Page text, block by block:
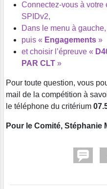
Connectez-vous à votre
SPIDv2,
Dans le menu à
puis « Engagements »
et choisir l’épreuve «
PAR CLT »
Pour toute question, vous
mail de la compétition à
le téléphone du critérium
Pour le Comité, Stéphanie